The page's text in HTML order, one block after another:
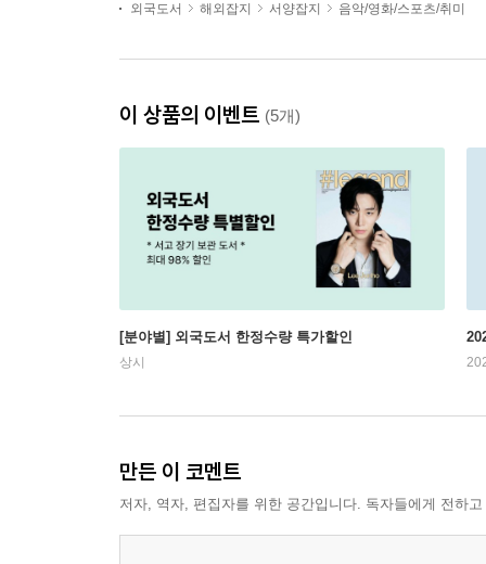
외국도서 해외잡지 서양잡지 음악/영화/스포츠/취미
이 상품의 이벤트 (5개)
[분야별] 외국도서 한정수량 특가할인
상시
만든 이 코멘트
저자, 역자, 편집자를 위한 공간입니다. 독자들에게 전하